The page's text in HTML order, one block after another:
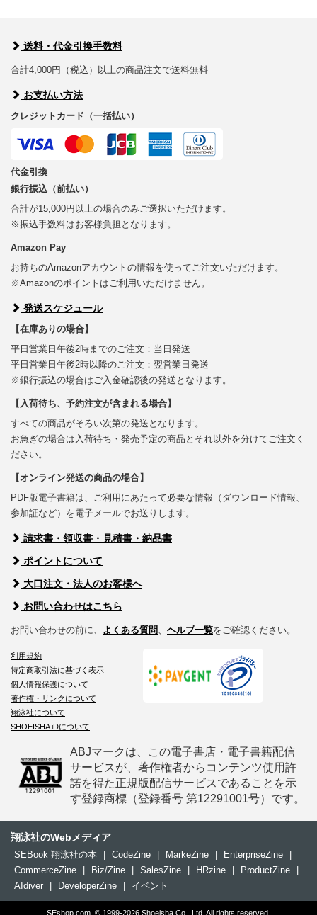
送料・代金引換手数料
合計4,000円（税込）以上の商品注文で送料無料
お支払い方法
クレジットカード（一括払い）
代金引換
銀行振込（前払い）
合計が15,000円以上の場合のみご選択いただけます。
※振込手数料はお客様負担となります。
Amazon Pay
お持ちのAmazonアカウントの情報を使ってご注文いただけます。
※Amazonのポイントはご利用いただけません。
発送スケジュール
【在庫ありの場合】
平日営業日午後2時までのご注文：当日発送
平日営業日午後2時以降のご注文：翌営業日発送
※銀行振込の場合はご入金確認後の発送となります。
【入荷待ち、予約注文が含まれる場合】
すべての商品がそろい次第の発送となります。
お急ぎの場合は入荷待ち・発売予定の商品とそれ以外を分けてご注文く
ださい。
【オンライン発送の商品の場合】
PDF版電子書籍は、ご利用にあたって必要な情報（ダウンロード情報、
参加証など）を電子メールでお送りします。
請求書・領収書・見積書・納品書
ポイントについて
大口注文・法人のお客様へ
お問い合わせはこちら
お問い合わせの前に、 よくある質問、 ヘルプ一覧をご確認ください。
利用規約
特定商取引法に基づく表示
個人情報保護について
著作権・リンクについて
翔泳社について
SHOEISHA iDについて
ABJマークは、この電子書店・電子書籍配信
サービスが、著作権者からコンテンツ使用許
諾を得た正規版配信サービスであることを示
す登録商標（登録番号 第12291001号）です。
翔泳社のWebメディア
SEBook 翔泳社の本 CodeZine MarkeZine EnterpriseZine
CommerceZine
Biz/Zine SalesZine HRzine ProductZine
AIdiver
DeveloperZine イベント
SEshop.com, © 1999-2026 Shoeisha Co., Ltd. All rights reserved.